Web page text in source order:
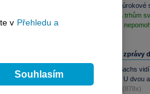
bez
-
kompletní
ČNB dnes
Geopolitika trhům
sentimentu
Nejčtenější zprávy
Goldman Sachs
příležitosti. U dvou
(878x)
v Přehledu a
Souhlasím